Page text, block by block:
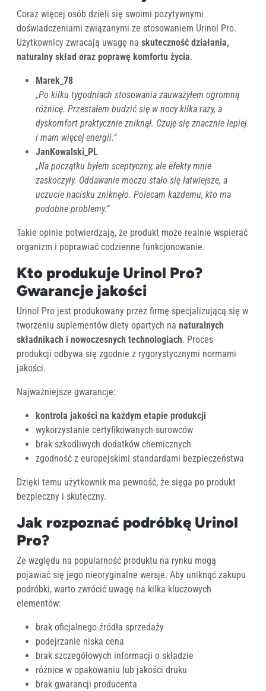
Coraz więcej osób dzieli się swoimi pozytywnymi
doświadczeniami związanymi ze stosowaniem Urinol Pro.
Użytkownicy zwracają uwagę na skuteczność działania,
naturalny skład oraz poprawę komfortu życia.
Marek_78
„Po kilku tygodniach stosowania zauważyłem ogromną
różnicę. Przestałem budzić się w nocy kilka razy, a
dyskomfort praktycznie zniknął. Czuję się znacznie lepiej
i mam więcej energii.”
JanKowalski_PL
„Na początku byłem sceptyczny, ale efekty mnie
zaskoczyły. Oddawanie moczu stało się łatwiejsze, a
uczucie nacisku zniknęło. Polecam każdemu, kto ma
podobne problemy.”
Takie opinie potwierdzają, że produkt może realnie wspierać
organizm i poprawiać codzienne funkcjonowanie.
Kto produkuje Urinol Pro?
Gwarancje jakości
Urinol Pro jest produkowany przez firmę specjalizującą się w
tworzeniu suplementów diety opartych na naturalnych
składnikach i nowoczesnych technologiach. Proces
produkcji odbywa się zgodnie z rygorystycznymi normami
jakości.
Najważniejsze gwarancje:
kontrola jakości na każdym etapie produkcji
wykorzystanie certyfikowanych surowców
brak szkodliwych dodatków chemicznych
zgodność z europejskimi standardami bezpieczeństwa
Dzięki temu użytkownik ma pewność, że sięga po produkt
bezpieczny i skuteczny.
Jak rozpoznać podróbkę Urinol
Pro?
Ze względu na popularność produktu na rynku mogą
pojawiać się jego nieoryginalne wersje. Aby uniknąć zakupu
podróbki, warto zwrócić uwagę na kilka kluczowych
elementów:
brak oficjalnego źródła sprzedaży
podejrzanie niska cena
brak szczegółowych informacji o składzie
różnice w opakowaniu lub jakości druku
brak gwarancji producenta